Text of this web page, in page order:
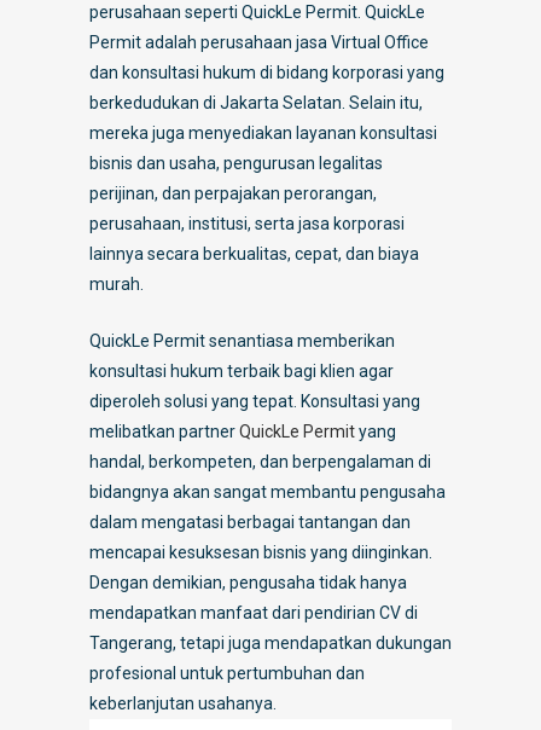
perusahaan seperti QuickLe Permit. QuickLe
Permit adalah perusahaan jasa Virtual Office
dan konsultasi hukum di bidang korporasi yang
berkedudukan di Jakarta Selatan. Selain itu,
mereka juga menyediakan layanan konsultasi
bisnis dan usaha, pengurusan legalitas
perijinan, dan perpajakan perorangan,
perusahaan, institusi, serta jasa korporasi
lainnya secara berkualitas, cepat, dan biaya
murah.
QuickLe Permit senantiasa memberikan
konsultasi hukum terbaik bagi klien agar
diperoleh solusi yang tepat. Konsultasi yang
melibatkan partnerQuickLe Permityang
handal, berkompeten, dan berpengalaman di
bidangnya akan sangat membantu pengusaha
dalam mengatasi berbagai tantangan dan
mencapai kesuksesan bisnis yang diinginkan.
Dengan demikian, pengusaha tidak hanya
mendapatkan manfaat dari pendirian CV di
Tangerang, tetapi juga mendapatkan dukungan
profesional untuk pertumbuhan dan
keberlanjutan usahanya.